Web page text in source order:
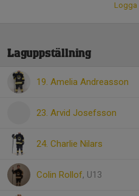
Logga
Laguppställning
19. Amelia Andreasson
23. Arvid Josefsson
24. Charlie Nilars
Colin Rollof, U13